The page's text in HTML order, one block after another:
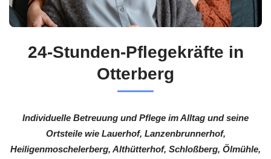
24-Stunden-Pflegekräfte in
Otterberg
Individuelle Betreuung und Pflege im Alltag und seine
Ortsteile wie Lauerhof, Lanzenbrunnerhof,
Heiligenmoschelerberg, Althütterhof, Schloßberg, Ölmühle,